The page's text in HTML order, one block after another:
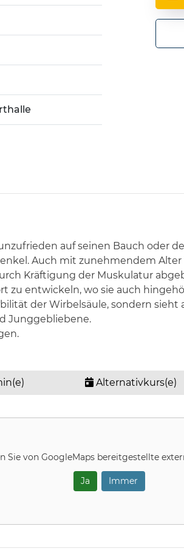
auf seinen Bauch oder
Auch mit zunehmendem
Kräftigung der Muskulatur
zu entwickeln, wo sie auch
der Wirbelsäule, sondern sieht
Junggebliebene.
Alternativkurs(e)
Sie von GoogleMaps bereitgestellte
Ja Immer